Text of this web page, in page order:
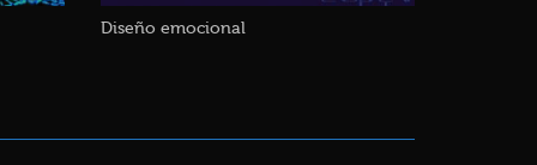
Diseño emocional